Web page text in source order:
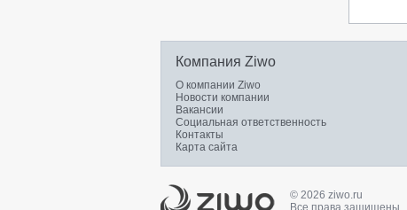
Компания Ziwo
О компании Ziwo
Новости компании
Вакансии
Социальная ответственность
Контакты
Карта сайта
© 2026 ziwo.ru
Все права защищены.